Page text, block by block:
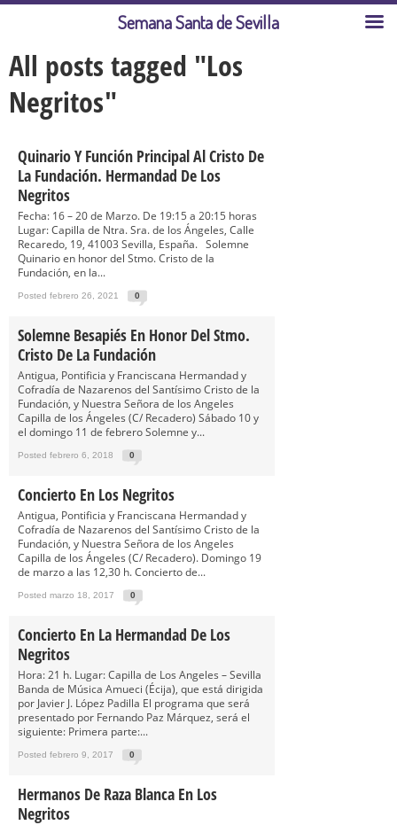
All posts tagged "Los
Negritos"
Quinario Y Función Principal Al Cristo De
La Fundación. Hermandad De Los
Negritos
Fecha: 16 – 20 de Marzo. De 19:15 a 20:15 horas
Lugar: Capilla de Ntra. Sra. de los Ángeles, Calle
Recaredo, 19, 41003 Sevilla, España. Solemne
Quinario en honor del Stmo. Cristo de la
Fundación, en la...
Posted febrero 26, 2021 0
Solemne Besapiés En Honor Del Stmo.
Cristo De La Fundación
Antigua, Pontificia y Franciscana Hermandad y
Cofradía de Nazarenos del Santísimo Cristo de la
Fundación, y Nuestra Señora de los Angeles
Capilla de los Ángeles (C/ Recadero) Sábado 10 y
el domingo 11 de febrero Solemne y...
Posted febrero 6, 2018 0
Concierto En Los Negritos
Antigua, Pontificia y Franciscana Hermandad y
Cofradía de Nazarenos del Santísimo Cristo de la
Fundación, y Nuestra Señora de los Angeles
Capilla de los Ángeles (C/ Recadero). Domingo 19
de marzo a las 12,30 h. Concierto de...
Posted marzo 18, 2017 0
Concierto En La Hermandad De Los
Negritos
Hora: 21 h. Lugar: Capilla de Los Angeles – Sevilla
Banda de Música Amueci (Écija), que está dirigida
por Javier J. López Padilla El programa que será
presentado por Fernando Paz Márquez, será el
siguiente: Primera parte:...
Posted febrero 9, 2017 0
Hermanos De Raza Blanca En Los
Negritos
Semana Santa de Sevilla